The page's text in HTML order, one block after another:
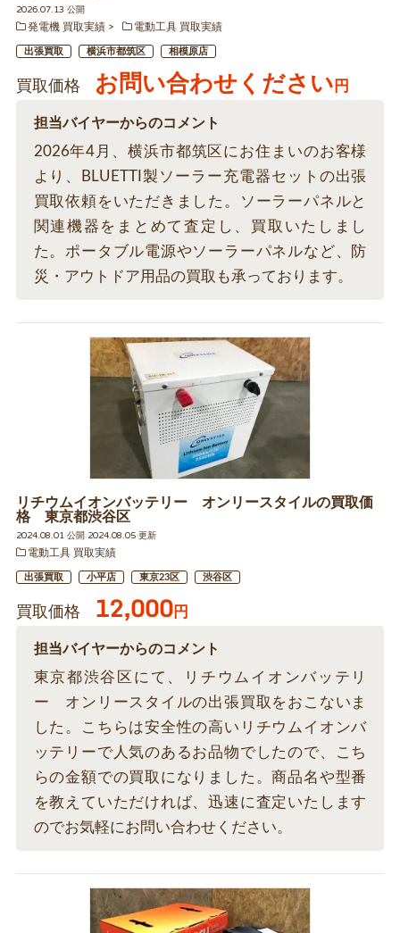
2026.07.13 公開
発電機 買取実績
電動工具 買取実績
出張買取 横浜市都筑区 相模原店
買取価格 お問い合わせください 円
担当バイヤーからのコメント
2026年4月、横浜市都筑区にお住まいのお客様
より、BLUETTI製ソーラー充電器セットの出張
買取依頼をいただきました。ソーラーパネルと
関連機器をまとめて査定し、買取いたしまし
た。ポータブル電源やソーラーパネルなど、防
災・アウトドア用品の買取も承っております。
リチウムイオンバッテリー オンリースタイルの買取価
格 東京都渋谷区
2024.08.01 公開 2024.08.05 更新
電動工具 買取実績
出張買取 小平店 東京23区 渋谷区
買取価格 12,000円
担当バイヤーからのコメント
東京都渋谷区にて、リチウムイオンバッテリ
ー オンリースタイルの出張買取をおこないま
した。こちらは安全性の高いリチウムイオンバ
ッテリーで人気のあるお品物でしたので、こち
らの金額での買取になりました。商品名や型番
を教えていただければ、迅速に査定いたします
のでお気軽にお問い合わせください。